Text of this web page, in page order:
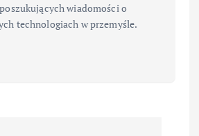
wiadomości o
technologiach w przemyśle.